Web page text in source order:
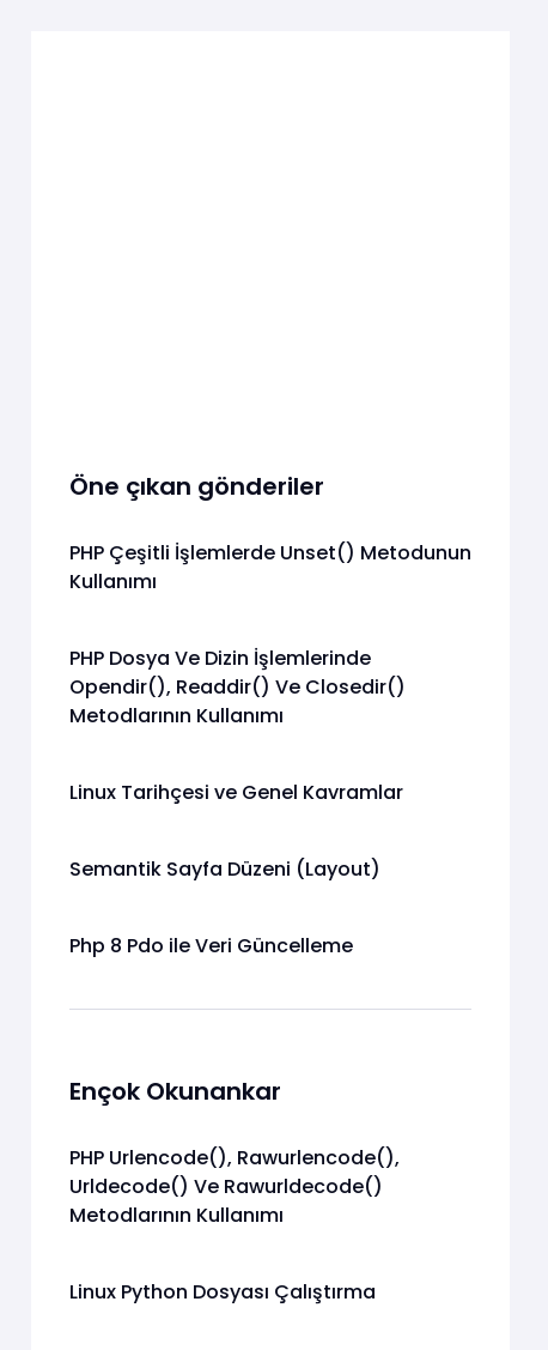
Öne çıkan gönderiler
PHP Çeşitli İşlemlerde Unset() Metodunun
Kullanımı
PHP Dosya Ve Dizin İşlemlerinde
Opendir(), Readdir() Ve Closedir()
Metodlarının Kullanımı
Linux Tarihçesi ve Genel Kavramlar
Semantik Sayfa Düzeni (Layout)
Php 8 Pdo ile Veri Güncelleme
Ençok Okunankar
PHP Urlencode(), Rawurlencode(),
Urldecode() Ve Rawurldecode()
Metodlarının Kullanımı
Linux Python Dosyası Çalıştırma